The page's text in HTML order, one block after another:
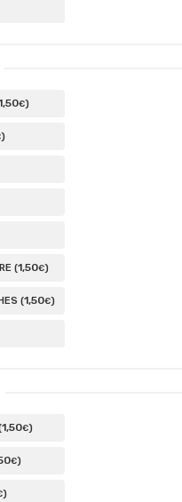
,50€)
)
(1,50€)
(1,50€)
1,50€)
€)
)